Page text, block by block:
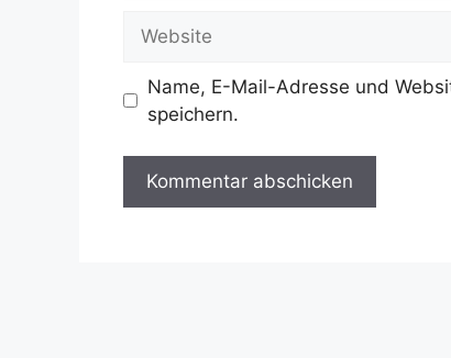
Name, E-Mail-Adresse und
speichern.